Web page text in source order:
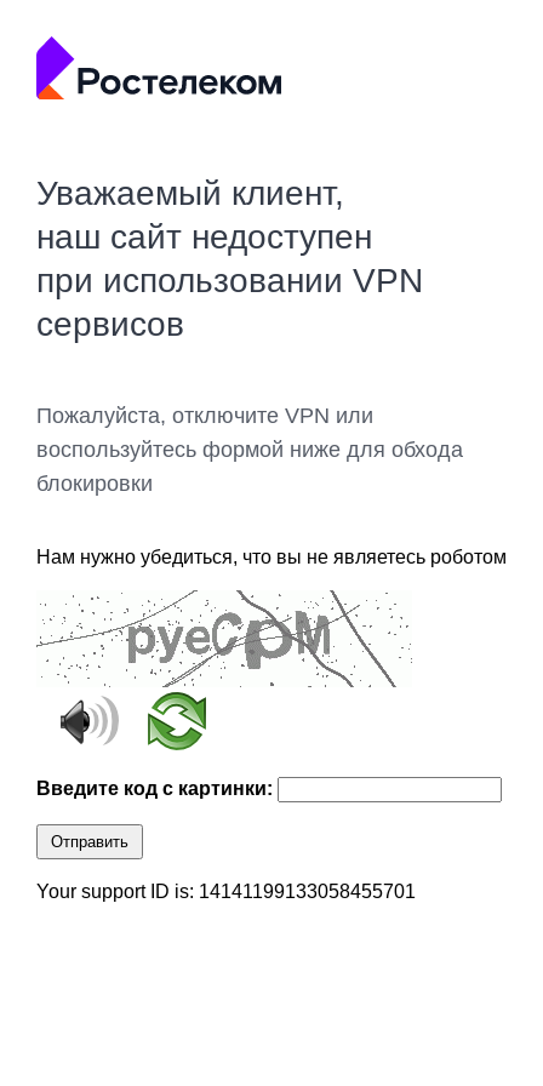
Уважаемый клиент,
наш сайт недоступен
при использовании VPN
сервисов
Пожалуйста, отключите VPN или
воспользуйтесь формой ниже для обхода
блокировки
Нам нужно убедиться, что вы не являетесь роботом
Введите код с картинки:
Отправить
Your support ID is: 14141199133058455701